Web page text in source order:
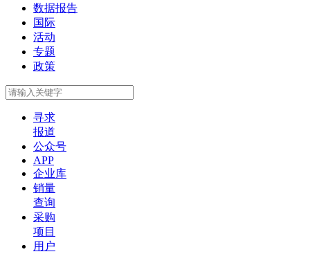
数据报告
国际
活动
专题
政策
寻求
报道
公众号
APP
企业库
销量
查询
采购
项目
用户